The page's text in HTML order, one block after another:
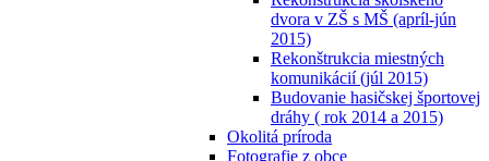
dvora v ZŠ s MŠ (apríl-jún
2015)
Rekonštrukcia miestných
komunikácií (júl 2015)
Budovanie hasičskej športovej
dráhy ( rok 2014 a 2015)
Okolitá príroda
Fotografie z obce